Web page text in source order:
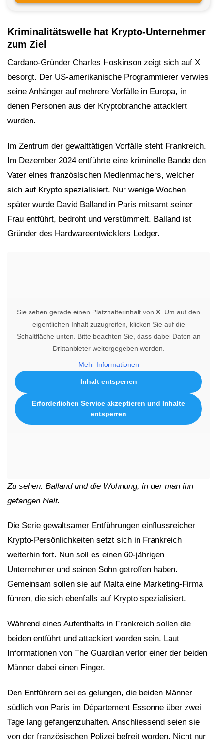
Kriminalitätswelle hat Krypto-Unternehmer
zum Ziel
Cardano-Gründer Charles Hoskinson zeigt sich auf X
besorgt. Der US-amerikanische Programmierer verwies
seine Anhänger auf mehrere Vorfälle in Europa, in
denen Personen aus der Kryptobranche attackiert
wurden.
Im Zentrum der gewalttätigen Vorfälle steht Frankreich.
Im Dezember 2024 entführte eine kriminelle Bande den
Vater eines französischen Medienmachers, welcher
sich auf Krypto spezialisiert. Nur wenige Wochen
später wurde David Balland in Paris mitsamt seiner
Frau entführt, bedroht und verstümmelt. Balland ist
Gründer des Hardwareentwicklers Ledger.
Sie sehen gerade einen Platzhalterinhalt von X . Um auf den
eigentlichen Inhalt zuzugreifen, klicken Sie auf die
Schaltfläche unten. Bitte beachten Sie, dass dabei Daten an
Drittanbieter weitergegeben werden.
Mehr Informationen
Inhalt entsperren
Erforderlichen Service akzeptieren und Inhalte
entsperren
Zu sehen: Balland und die Wohnung, in der man ihn
gefangen hielt.
Die Serie gewaltsamer Entführungen einflussreicher
Krypto-Persönlichkeiten setzt sich in Frankreich
weiterhin fort. Nun soll es einen 60-jährigen
Unternehmer und seinen Sohn getroffen haben.
Gemeinsam sollen sie auf Malta eine Marketing-Firma
führen, die sich ebenfalls auf Krypto spezialisiert.
Während eines Aufenthalts in Frankreich sollen die
beiden entführt und attackiert worden sein. Laut
Informationen von The Guardian verlor einer der beiden
Männer dabei einen Finger.
Den Entführern sei es gelungen, die beiden Männer
südlich von Paris im Département Essonne über zwei
Tage lang gefangenzuhalten. Anschliessend seien sie
von der französischen Polizei befreit worden. Nicht nur